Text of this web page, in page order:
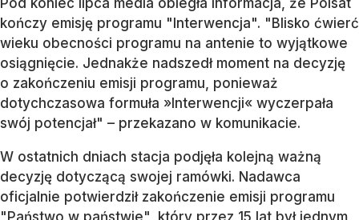
Pod koniec lipca media obiegła informacja, że Polsat
kończy emisję programu "Interwencja". "Blisko ćwierć
wieku obecności programu na antenie to wyjątkowe
osiągnięcie. Jednakże nadszedł moment na decyzję
o zakończeniu emisji programu, ponieważ
dotychczasowa formuła »Interwencji« wyczerpała
swój potencjał" – przekazano w komunikacie.
W ostatnich dniach stacja podjęła kolejną ważną
decyzję dotyczącą swojej ramówki. Nadawca
oficjalnie potwierdził zakończenie emisji programu